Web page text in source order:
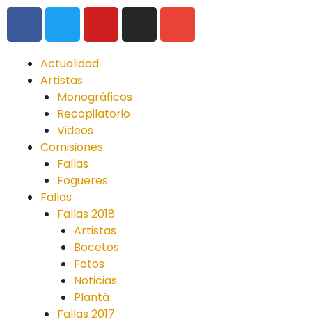
Actualidad
Artistas
Monográficos
Recopilatorio
Videos
Comisiones
Fallas
Fogueres
Fallas
Fallas 2018
Artistas
Bocetos
Fotos
Noticias
Plantá
Fallas 2017